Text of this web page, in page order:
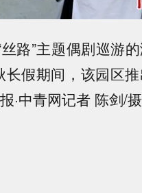
”主题偶剧巡游
假期间，该园区
·中青网记者 陈剑/摄